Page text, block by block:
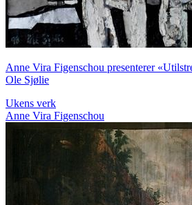
Anne Vira Figenschou presenterer
Ole Sjølie
Ukens verk
Anne Vira Figenschou